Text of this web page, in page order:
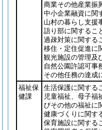
商業その他産業振
中小企業融資に関
山村の暮らし支援
語り部に関するこ
過疎対策に関する
移住・定住促進に
観光施設の管理及
自然公園許認可事
その他任務の達成
福祉保
健課
生活保護に関する
児童福祉、母子福
びその他の福祉に
健康づくりに関す
保育施設に関する